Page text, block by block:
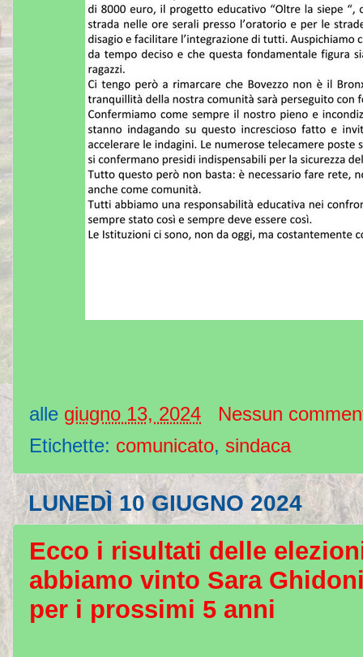
alle giugno 13, 2024
Nessun
Etichette: comunicato, sindaca
LUNEDÌ 10 GIUGNO 2024
Ecco i risultati delle
abbiamo vinto Sara
per i prossimi 5 anni